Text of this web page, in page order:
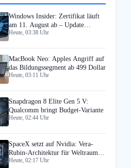
Windows Insider: Zertifikat läuft
am 11. August ab – Update
erforderlich
Heute, 03:38 Uhr
MacBook Neo: Apples Angriff auf
das Bildungssegment ab 499 Dollar
Heute, 03:11 Uhr
Snapdragon 8 Elite Gen 5 V:
Qualcomm bringt Budget-Variante
Heute, 02:44 Uhr
SpaceX setzt auf Nvidia: Vera-
Rubin-Architektur für Weltraum-
KI
Heute, 02:17 Uhr